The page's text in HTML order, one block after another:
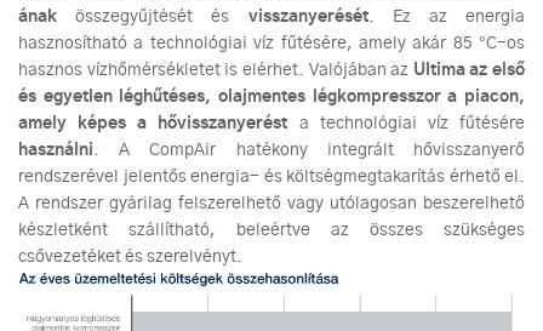
ának összegyűjtését és visszanyerését. Ez az energia
hasznosítható a technológiai víz fűtésére, amely akár 85 °C-os
hasznos vízhőmérsékletet is elérhet. Valójában az Ultima az első
és egyetlen léghűtéses, olajmentes légkompresszor a piacon,
amely képes a hővisszanyerést a technológiai víz fűtésére
használni . A CompAir hatékony integrált hővisszanyerő
rendszerével jelentős energia- és költségmegtakarítás érhető el.
A rendszer gyárilag felszerelhető vagy utólagosan beszerelhető
készletként szállítható, beleértve az összes szükséges
csővezetéket és szerelvényt.